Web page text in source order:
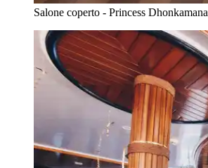
Salone coperto - Princess Dhonkamana